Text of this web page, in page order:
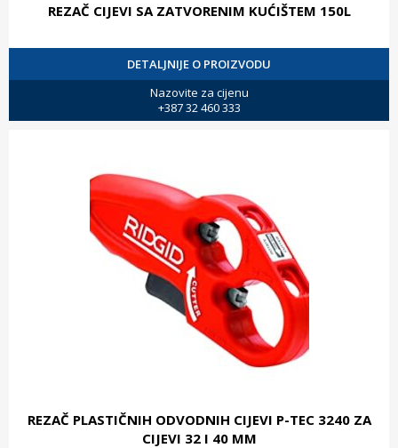
REZAČ CIJEVI SA ZATVORENIM KUĆIŠTEM 150L
DETALJNIJE O PROIZVODU
Nazovite za cijenu
+387 32 460 333
REZAČ PLASTIČNIH ODVODNIH CIJEVI P-TEC 3240 ZA
CIJEVI 32 I 40 MM